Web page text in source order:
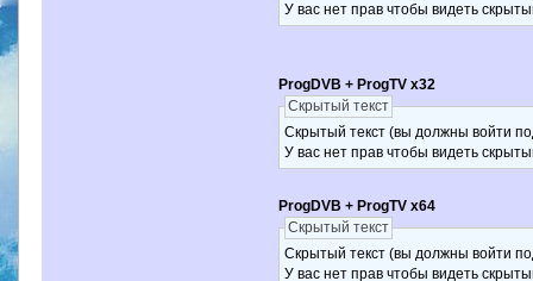
У вас нет прав чтобы видеть
ProgDVB + ProgTV x32
Скрытый текст
Скрытый текст (вы должны войти
У вас нет прав чтобы видеть
ProgDVB + ProgTV x64
Скрытый текст
Скрытый текст (вы должны войти
У вас нет прав чтобы видеть